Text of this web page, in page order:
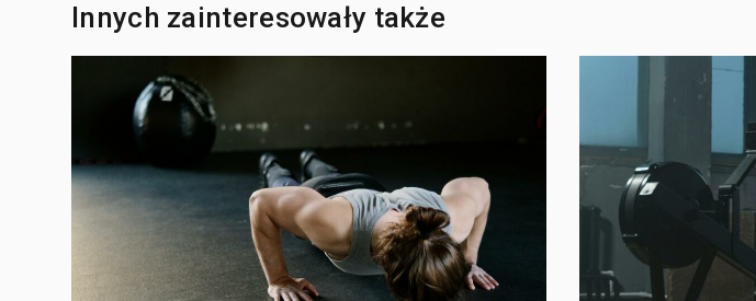
Innych zainteresowały także